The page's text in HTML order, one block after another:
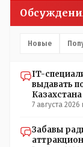
настоящему
помещениях,
установлены
противоречие.
Новые
IT-
выдавать
Казахстана
7 августа 2026
Забавы